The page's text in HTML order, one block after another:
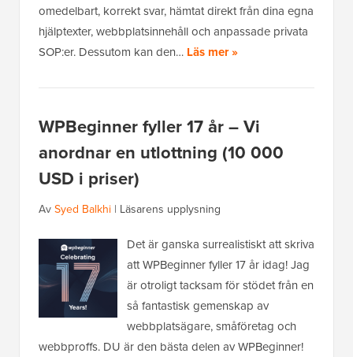
omedelbart, korrekt svar, hämtat direkt från dina egna
hjälptexter, webbplatsinnehåll och anpassade privata
SOP:er. Dessutom kan den… Läs mer »
WPBeginner fyller 17 år – Vi
anordnar en utlottning (10 000
USD i priser)
AvSyed Balkhi | Läsarens upplysning
Det är ganska surrealistiskt att skriva
att WPBeginner fyller 17 år idag! Jag
är otroligt tacksam för stödet från en
så fantastisk gemenskap av
webbplatsägare, småföretag och
webbproffs. DU är den bästa delen av WPBeginner!